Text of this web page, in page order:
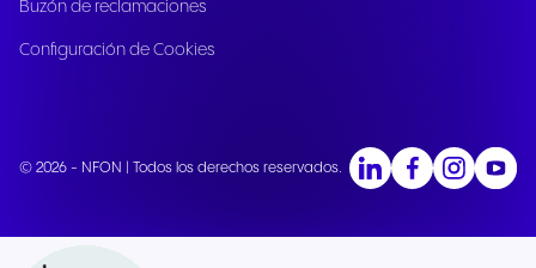
Buzón de reclamaciones
Configuración de Cookies
© 2026 - NFON | Todos los derechos reservados.